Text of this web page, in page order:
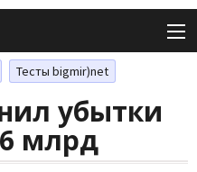
Тесты bigmir)net
убытки
млрд